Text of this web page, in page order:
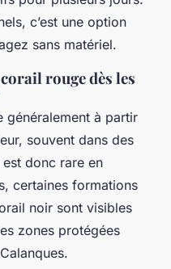
c’est une option
sans matériel.
rouge dès les
généralement à partir
souvent dans des
donc rare en
certaines formations
noir sont visibles
zones protégées